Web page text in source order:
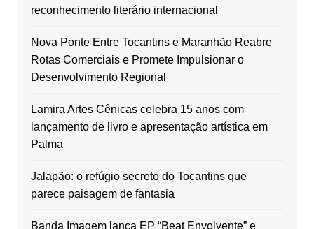
reconhecimento literário internacional
Nova Ponte Entre Tocantins e Maranhão Reabre
Rotas Comerciais e Promete Impulsionar o
Desenvolvimento Regional
Lamira Artes Cênicas celebra 15 anos com
lançamento de livro e apresentação artística em
Palma
Jalapão: o refúgio secreto do Tocantins que
parece paisagem de fantasia
Banda Imagem lança EP “Beat Envolvente” e